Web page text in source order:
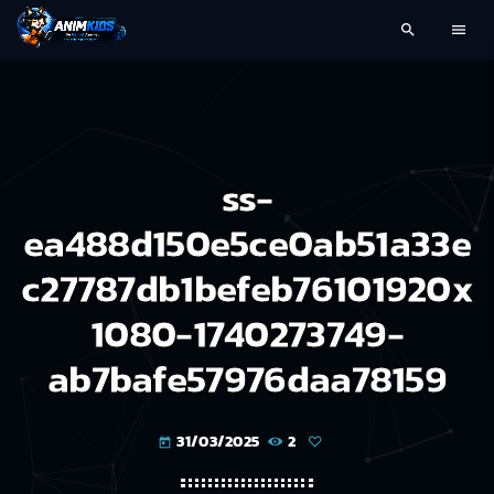
search menu
ss-
ea488d150e5ce0ab51a33e
c27787db1befeb76101920x
1080-1740273749-
ab7bafe57976daa78159
today 31/03/2025 2